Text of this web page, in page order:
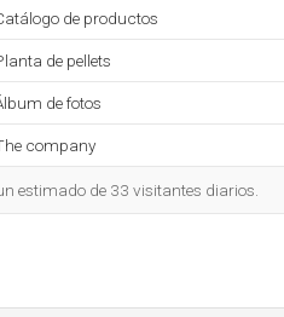
de productos
de pellets
de fotos
company
estimado de 33 visitantes diarios.